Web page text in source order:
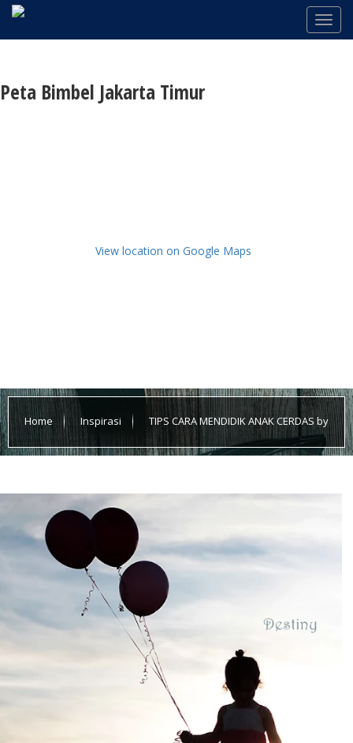
Peta Bimbel Jakarta Timur
View location on Google Maps
Home Inspirasi TIPS CARA MENDIDIK ANAK CERDAS by